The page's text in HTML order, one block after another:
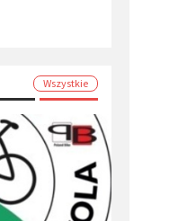
Wszystkie